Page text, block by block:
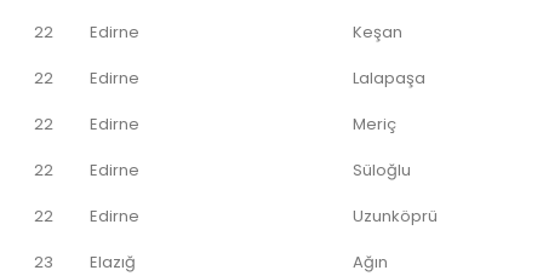
22
Edirne
Keşan
22
Edirne
Lalapaşa
22
Edirne
Meriç
22
Edirne
Süloğlu
22
Edirne
Uzunköprü
23
Elazığ
Ağın